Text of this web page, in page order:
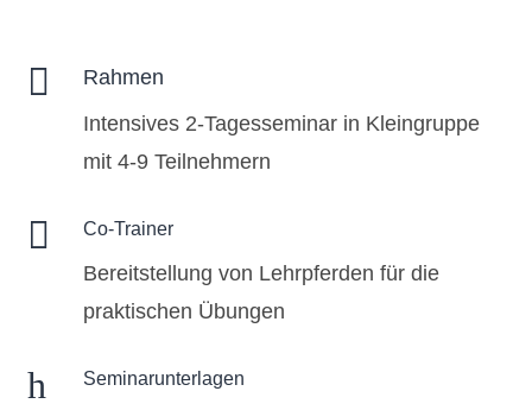

Rahmen
Intensives 2-Tagesseminar in Kleingruppe
mit 4-9 Teilnehmern
 Co-Trainer
Bereitstellung von Lehrpferden für die
praktischen Übungen
h Seminarunterlagen